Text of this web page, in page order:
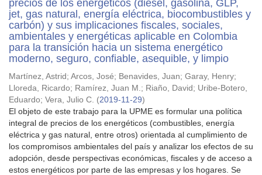
precios de los energéticos (diésel, gasolina, GLP,
jet, gas natural, energía eléctrica, biocombustibles y
carbón) y sus implicaciones fiscales, sociales,
ambientales y energéticas aplicable en Colombia
para la transición hacia un sistema energético
moderno, seguro, confiable, asequible, y limpio
Martínez, Astrid ; Arcos, José; Benavides, Juan; Garay, Henry;
Lloreda, Ricardo; Ramírez, Juan M.; Riaño, David ; Uribe-Botero,
Eduardo; Vera, Julio C. (2019-11-29)
El objeto de este trabajo para la UPME es formular una política
integral de precios de los energéticos (combustibles, energía
eléctrica y gas natural, entre otros) orientada al cumplimiento de
los compromisos ambientales del país y analizar los efectos de su
adopción, desde perspectivas económicas, fiscales y de acceso a
estos energéticos por parte de las empresas y los hogares. Se